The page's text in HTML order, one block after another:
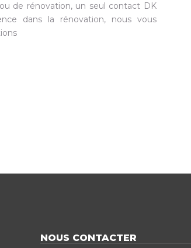
de rénovation, un seul contact DK
dans la rénovation, nous vous
NOUS CONTACTER